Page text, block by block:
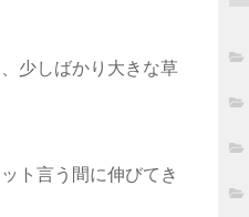
少しばかり大きな草
ト言う間に伸びてき